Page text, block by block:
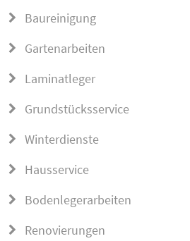
Baureinigung
Gartenarbeiten
Laminatleger
Grundstücksservice
Winterdienste
Hausservice
Bodenlegerarbeiten
Renovierungen